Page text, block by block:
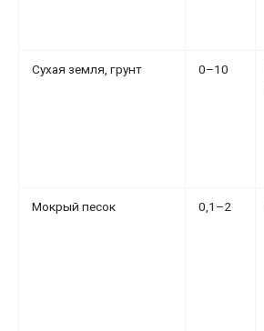
Сухая земля, грунт 0–10
Мокрый песок 0,1–2